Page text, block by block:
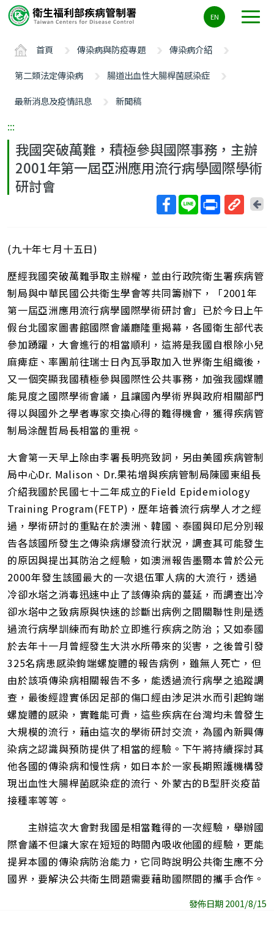
要
ALT+C
EN
首頁 傳染病與防疫專題
傳染病介紹
第二類法定傳染病
腸道出血性大腸桿菌感染症
最新消息及疫情訊息
新聞稿
:::
我國突破萬難，積極參與國際事務，主辦
2001年第一屆亞洲應用流行病學國際學術
研討會
址
回
(九十年七月十五日)
歷經我國突破萬難爭取主辦權，並由行政院衛生署疾病管
制局與中華民國公共衛生學會等共同籌辦下，「2001年
第一屆亞洲應用流行病學國際學術研討會」已於今日上午
假台北國家圖書館國際會議廳隆重揭幕，各國衛生部代表
參加踴躍，大會進行的相當順利，這將是我國自根除小兒
麻痺症、率團前往瑞士日內瓦爭取加入世界衛生組織後，
又一個突顯我國積極參與國際性公共事務，加強我國媒體
能見度之國際學術會議，且讓國內學術界與政府相關部門
得以與國外之學者專家交換心得的難得機會，獲得疾病管
制局涂醒哲局長相當的重視。
大會第一天早上除由李署長明亮致詞，另由美國疾病管制
局中心Dr. Malison、Dr.果祐增與疾病管制局陳國東組長
介紹我國於民國七十二年成立的Field Epidemiology
Training Program(FETP)，歷年培養流行病學人才之經
過，學術研討的重點在於澳洲、韓國、泰國與印尼分別報
告各該國所發生之傳染病爆發流行狀況，調查其可能發生
的原因與提出其防治之經驗，如澳洲報告墨爾本曾於公元
2000年發生該國最大的一次退伍軍人病的大流行，透過
冷卻水塔之消毒迅速中止了該傳染病的蔓延，而調查出冷
卻水塔中之致病原與快速的診斷出病例之間關聯性則是透
過流行病學訓練而有助於立即進行疾病之防治；又如泰國
於去年十一月曾經發生大洪水所帶來的災害，之後曾引發
325名病患感染鉤端螺旋體的報告病例，雖無人死亡，但
由於該項傳染病相關報告不多，能透過流行病學之追蹤調
查，最後經證實係因足部的傷口經由涉足洪水而引起鉤端
螺旋體的感染，實難能可貴，這些疾病在台灣均未曾發生
大規模的流行，藉由這次的學術研討交流，為國內新興傳
染病之認識與預防提供了相當的經驗。下午將持續探討其
他各國的傳染病和慢性病，如日本於一家長期照護機構發
現出血性大腸桿菌感染症的流行、外蒙古的B型肝炎疫苗
接種率等等。
主辦這次大會對我國是相當難得的一次經驗，舉辦國
際會議不但讓大家在短短的時間內吸收他國的經驗，更能
提昇本國的傳染病防治能力，它同時說明公共衛生應不分
國界，要解決公共衛生問題需要藉助國際間的攜手合作。
發佈日期 2001/8/15